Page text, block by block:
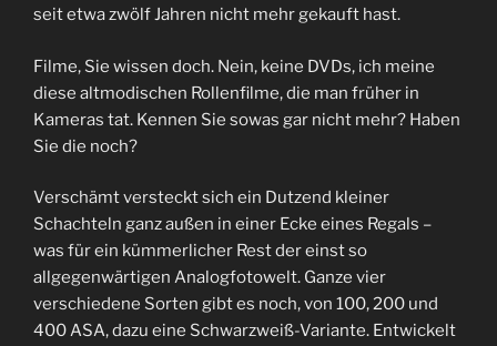
seit etwa zwölf Jahren nicht mehr gekauft hast.
Filme, Sie wissen doch. Nein, keine DVDs, ich meine
diese altmodischen Rollenfilme, die man früher in
Kameras tat. Kennen Sie sowas gar nicht mehr? Haben
Sie die noch?
Verschämt versteckt sich ein Dutzend kleiner
Schachteln ganz außen in einer Ecke eines Regals –
was für ein kümmerlicher Rest der einst so
allgegenwärtigen Analogfotowelt. Ganze vier
verschiedene Sorten gibt es noch, von 100, 200 und
400 ASA, dazu eine Schwarzweiß-Variante. Entwickelt